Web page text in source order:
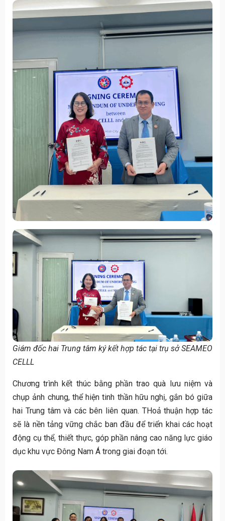
Giám đốc hai Trung tâm ký kết hợp tác tại trụ sở SEAMEO
CELLL
Chương trình kết thúc bằng phần trao quà lưu niệm và
chụp ảnh chung, thể hiện tinh thần hữu nghị, gắn bó giữa
hai Trung tâm và các bên liên quan. THoả thuận hợp tác
sẽ là nền tảng vững chắc ban đầu để triển khai các hoạt
động cụ thể, thiết thực, góp phần nâng cao năng lực giáo
dục khu vực Đông Nam Á trong giai đoạn tới.